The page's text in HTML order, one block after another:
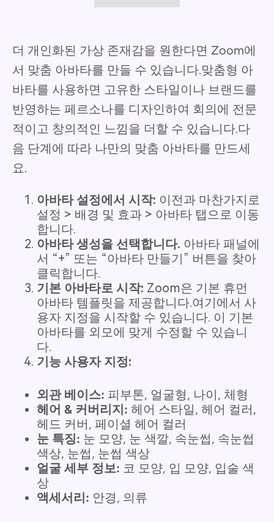
더 개인화된 가상 존재감을 원한다면 Zoom에
서 맞춤 아바타를 만들 수 있습니다.맞춤형 아
바타를 사용하면 고유한 스타일이나 브랜드를
반영하는 페르소나를 디자인하여 회의에 전문
적이고 창의적인 느낌을 더할 수 있습니다.다
음 단계에 따라 나만의 맞춤 아바타를 만드세
요.
아바타 설정에서 시작: 이전과 마찬가지로
설정 > 배경 및 효과 > 아바타 탭으로 이동
합니다.
아바타 생성을 선택합니다. 아바타 패널에
서 “+” 또는 “아바타 만들기” 버튼을 찾아
클릭합니다.
기본 아바타로 시작: Zoom은 기본 휴먼
아바타 템플릿을 제공합니다.여기에서 사
용자 지정을 시작할 수 있습니다. 이 기본
아바타를 외모에 맞게 수정할 수 있습니
다.
기능 사용자 지정:
외관 베이스: 피부톤, 얼굴형, 나이, 체형
헤어 & 커버리지: 헤어 스타일, 헤어 컬러,
헤드 커버, 페이셜 헤어 컬러
눈 특징: 눈 모양, 눈 색깔, 속눈썹, 속눈썹
색상, 눈썹, 눈썹 색상
얼굴 세부 정보: 코 모양, 입 모양, 입술 색
상
액세서리: 안경, 의류